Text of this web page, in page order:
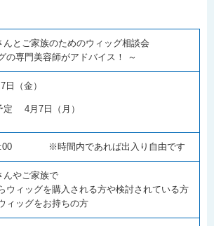
んとご家族のためのウィッグ相談会
の専門美容師がアドバイス！ ～
日（金）
定 4月7日（月）
※時間内であれば出入り自由です
んやご家族で
ウィッグを購入される方や検討されている方
ィッグをお持ちの方